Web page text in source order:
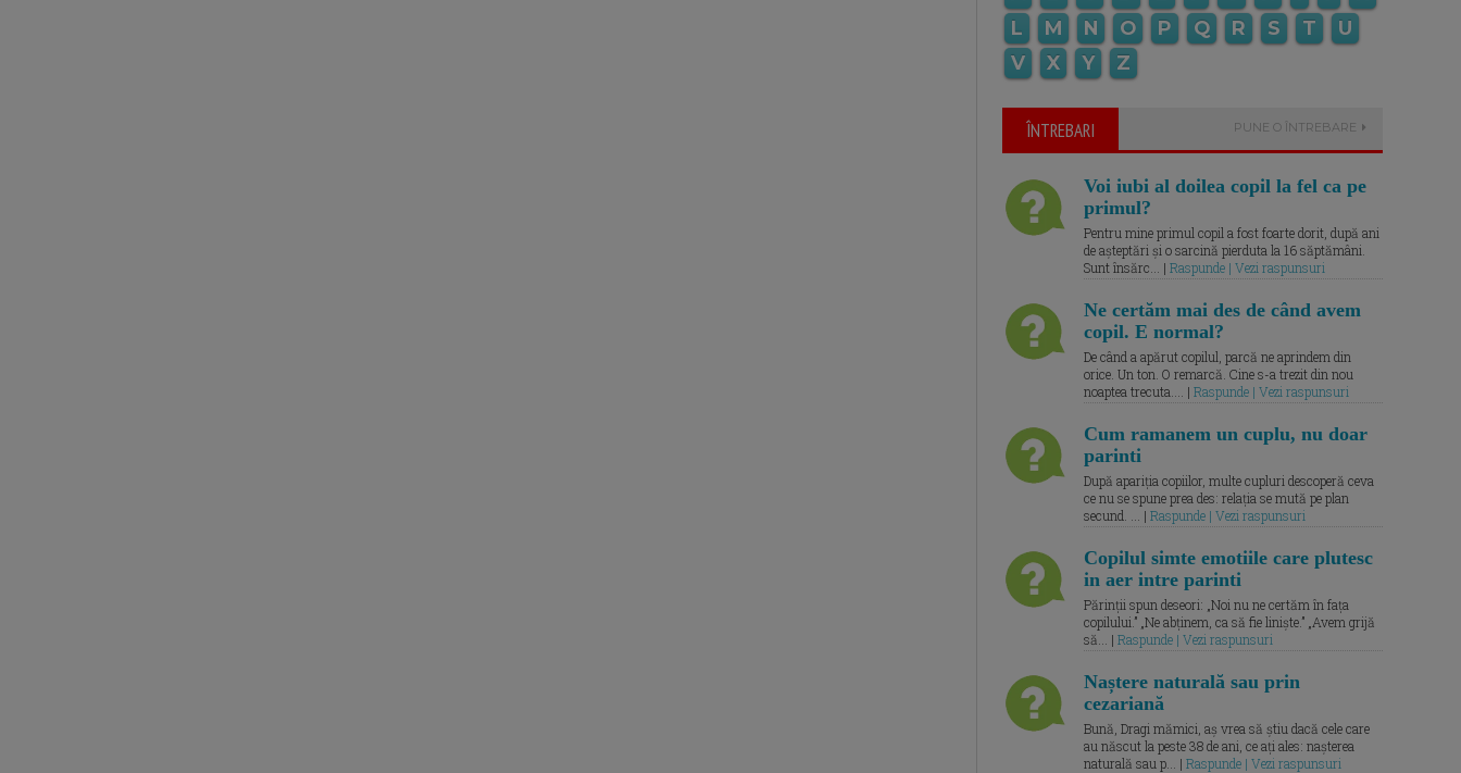
L
M N O P Q R S T
U
V
X Y Z
ÎNTREBARI PUNE O ÎNTREBARE
Voi iubi al doilea copil la fel ca pe
primul?
Pentru mine primul copil a fost foarte dorit, după ani
de așteptări și o sarcină pierduta la 16 săptămâni.
Sunt însărc... | Raspunde | Vezi raspunsuri
Ne certăm mai des de când avem
copil. E normal?
De când a apărut copilul, parcă ne aprindem din
orice. Un ton. O remarcă. Cine s-a trezit din nou
noaptea trecuta.... | Raspunde | Vezi raspunsuri
Cum ramanem un cuplu, nu doar
parinti
După apariția copiilor, multe cupluri descoperă ceva
ce nu se spune prea des: relația se mută pe plan
secund. ... | Raspunde | Vezi raspunsuri
Copilul simte emotiile care plutesc
in aer intre parinti
Părinții spun deseori: „Noi nu ne certăm în fața
copilului.” „Ne abținem, ca să fie liniște.” „Avem grijă
să... | Raspunde | Vezi raspunsuri
Naștere naturală sau prin
cezariană
Bună, Dragi mămici, aș vrea să știu dacă cele care
au născut la peste 38 de ani, ce ați ales: nașterea
naturală sau p... | Raspunde | Vezi raspunsuri